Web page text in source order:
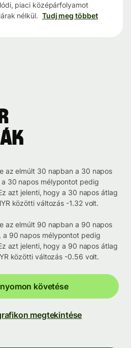
piaci középárfolyamot
nélkül. Tudj meg többet
az elmúlt 30 napban a 30 napos
30 napos mélypontot pedig
azt jelenti, hogy a 30 napos átlag
közötti változás -1.32 volt.
az elmúlt 90 napban a 90 napos
90 napos mélypontot pedig
azt jelenti, hogy a 90 napos átlag
közötti változás -0.56 volt.
követése
megtekintése